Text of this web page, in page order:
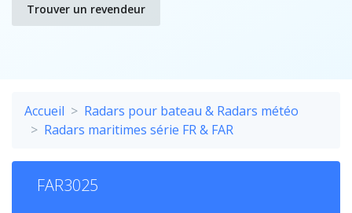
Trouver un revendeur
Accueil
Radars pour bateau & Radars météo
Radars maritimes série FR & FAR
FAR3025